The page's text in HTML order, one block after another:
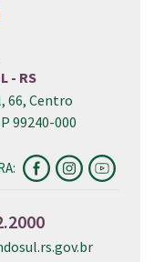
- RS
66, Centro
99240-000